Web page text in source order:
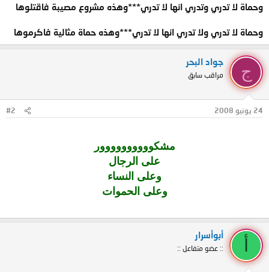
وحماة لا تدري وتدري انها لا تدري***وهذه مشروع مصيبة فاقتلوها
وحماة لا تدري ولا تدري انها لا تدري***وهذه حماة مثالية فاكرموها
ج
جواد البحر
مراقب سابق
24 يونيو 2008 #2
مشكوووووووووور
على الرجال
وعلى النساء
وعلى الحموات
أبوأسرار
:: عضو متفاعل ::